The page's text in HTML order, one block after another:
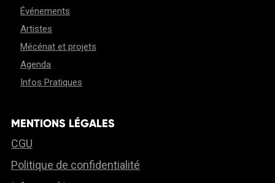
Événements
Artistes
Mécénat et projets
Agenda
Infos Pratiques
MENTIONS LÉGALES
CGU
Politique de confidentialité